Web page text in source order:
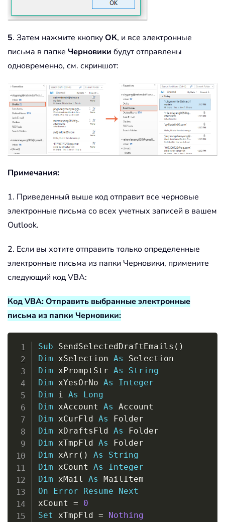
5. Затем нажмите кнопкуОК, и все электронные
письма в папке Черновики будут отправлены
одновременно, см. скриншот:
Примечания:
1. Приведенный выше код отправит все черновые
электронные письма со всех учетных записей в вашем
Outlook.
2. Если вы хотите отправить только определенные
электронные письма из папки Черновики, примените
следующий код VBA:
Код VBA: Отправить выбранные электронные
письма из папки Черновики:
Sub SendSelectedDraftEmails ( )
Dim xSelection As
Dim xPromptStr As
String
Dim xYesOrNo As
Integer
Dim i As
Long
Dim xAccount As
Dim xCurFld As
Dim xDraftsFld As
Dim xTmpFld As
Dim xArr ( ) As
String
Dim xCount As
Integer
Dim xMail As
On
Error Resume
Next
xCount =
0
Set xTmpFld =
Nothing
Copy